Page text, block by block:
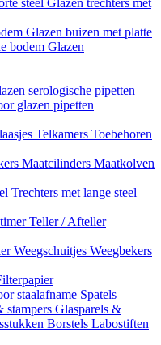
steel Glazen trechters met
Glazen buizen met platte
bodem Glazen
serologische pipetten
glazen pipetten
Telkamers Toebehoren
Maatcilinders Maatkolven
Trechters met lange steel
Teller / Afteller
Weegschuitjes Weegbekers
staalafname Spatels
stampers Glasparels &
Borstels Labostiften